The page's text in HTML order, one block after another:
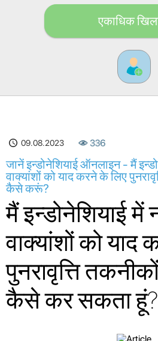
एकाधिक
09.08.2023 336
जानें इन्डोनेशियाई ऑनलाइन - मैं
वाक्यांशों को याद करने के लिए
कैसे करूं?
मैं इन्डोनेशियाई में
वाक्यांशों को याद
पुनरावृत्ति
कैसे कर सकता हूं?